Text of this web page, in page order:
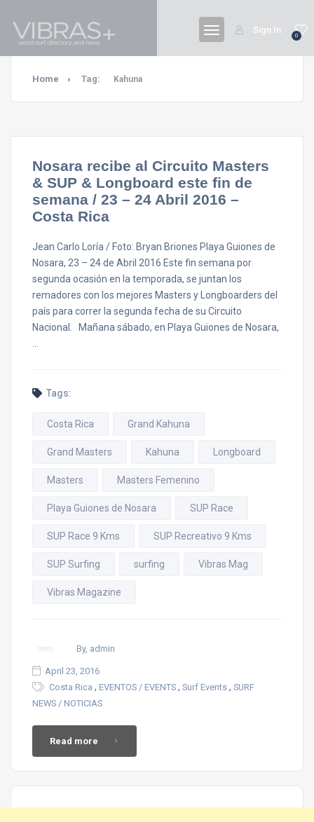
0
Sign In
Home Tag: Kahuna
Nosara recibe al Circuito Masters
& SUP & Longboard este fin de
semana / 23 – 24 Abril 2016 –
Costa Rica
Jean Carlo Loría / Foto: Bryan Briones Playa Guiones de
Nosara, 23 – 24 de Abril 2016 Este fin semana por
segunda ocasión en la temporada, se juntan los
remadores con los mejores Masters y Longboarders del
país para correr la segunda fecha de su Circuito
Nacional. Mañana sábado, en Playa Guiones de Nosara,
Tags:
Costa Rica Grand Kahuna
Grand Masters Kahuna Longboard
Masters Masters Femenino
Playa Guiones de Nosara SUP Race
SUP Race 9 Kms SUP Recreativo 9 Kms
SUP Surfing surfing Vibras Mag
Vibras Magazine
By, admin
April 23, 2016
Costa Rica , EVENTOS / EVENTS , Surf Events , SURF
NEWS / NOTICIAS
Read more